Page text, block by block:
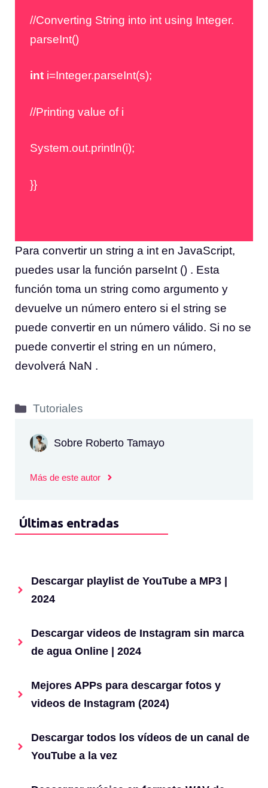
//Converting String into int using Integer.
parseInt()
int i=Integer.parseInt(s);
//Printing value of i
System.out.println(i);
}}
Para convertir un string a int en JavaScript,
puedes usar la función parseInt () . Esta
función toma un string como argumento y
devuelve un número entero si el string se
puede convertir en un número válido. Si no se
puede convertir el string en un número,
devolverá NaN .
Categorías
Tutoriales
Sobre Roberto Tamayo
Más de este autor
Últimas entradas
Descargar playlist de YouTube a MP3 |
2024
Descargar videos de Instagram sin marca
de agua Online | 2024
Mejores APPs para descargar fotos y
videos de Instagram (2024)
Descargar todos los vídeos de un canal de
YouTube a la vez